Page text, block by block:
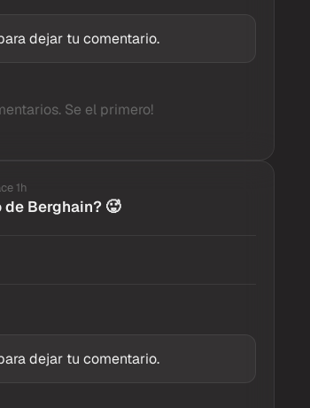
dejar tu comentario.
Se el primero!
1h
Berghain? 🥵
dejar tu comentario.